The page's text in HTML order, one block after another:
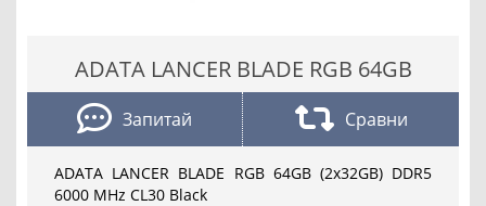
ADATA LANCER BLADE RGB 64GB
Запитай Сравни
ADATA LANCER BLADE RGB 64GB (2x32GB) DDR5
6000 MHz CL30 Black